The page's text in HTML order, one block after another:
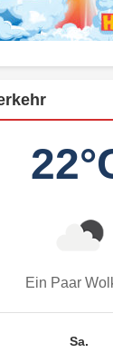
Ein Paar
Sa.